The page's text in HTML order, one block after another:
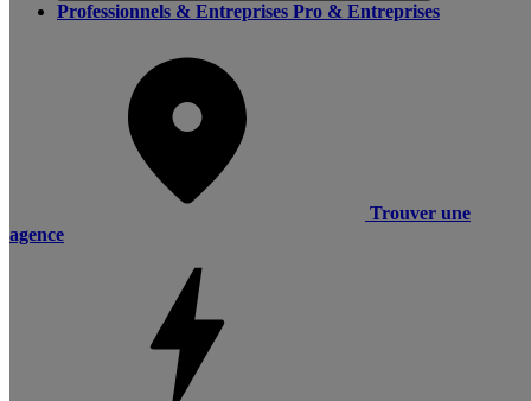
Professionnels & Entreprises Pro & Entreprises
Trouver une
agence